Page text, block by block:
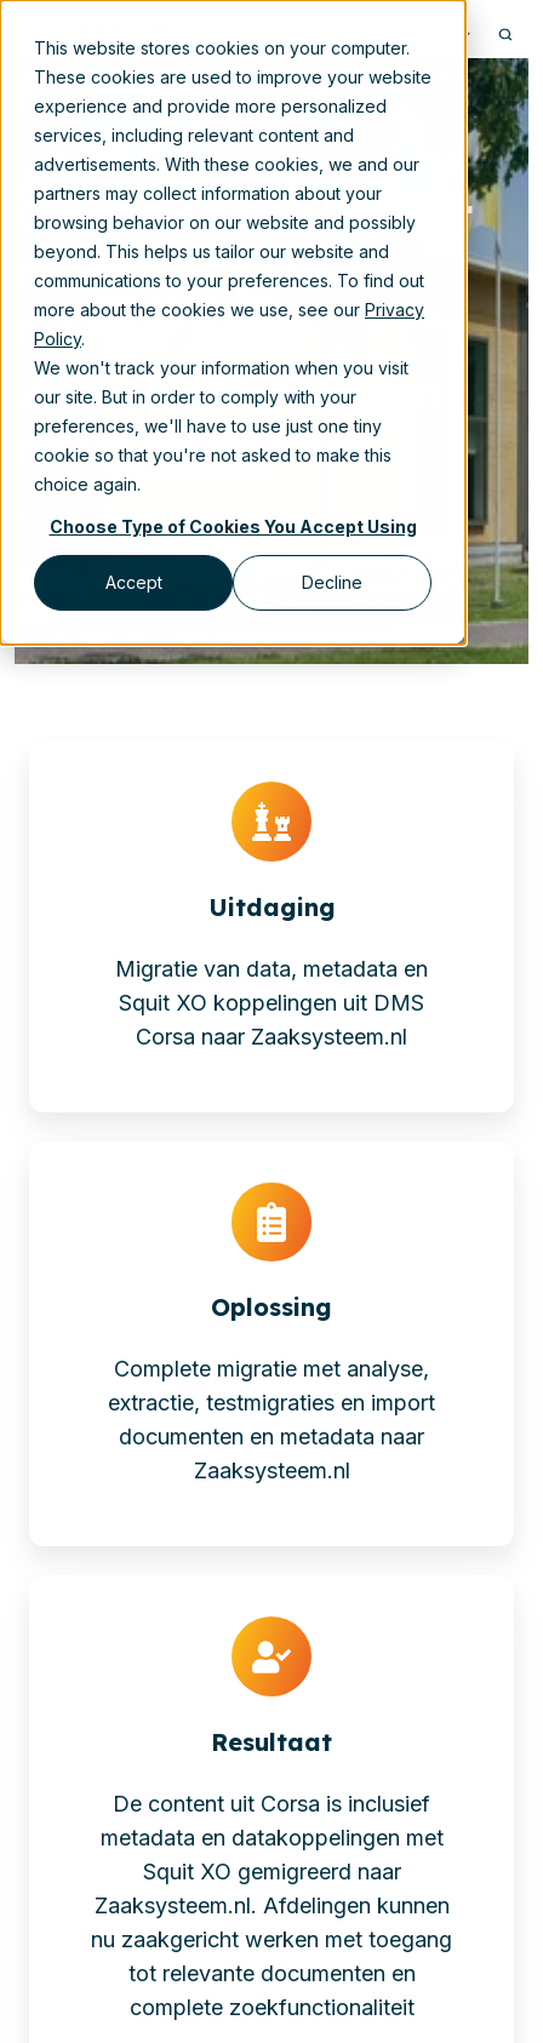
This website stores cookies on your computer.
These cookies are used to improve your website
experience and provide more personalized
services, including relevant content and
advertisements. With these cookies, we and our
partners may collect information about your
browsing behavior on our website and possibly
beyond. This helps us tailor our website and
communications to your preferences. To find out
more about the cookies we use, see our Privacy
Policy.
We won't track your information when you visit
our site. But in order to comply with your
preferences, we'll have to use just one tiny
cookie so that you're not asked to make this
choice again.
Choose Type of Cookies You Accept Using
Accept Decline
Gemeente Voorst
migreert van
Corsa naar
Zaakssysteem.nl
met Xillio
15-mei-2023 11:45:00
Uitdaging
Migratie van data, metadata en
Squit XO koppelingen uit DMS
Corsa naar Zaaksysteem.nl
Oplossing
Complete migratie met analyse,
extractie, testmigraties en import
documenten en metadata naar
Zaaksysteem.nl
Resultaat
De content uit Corsa is inclusief
metadata en datakoppelingen met
Squit XO gemigreerd naar
Zaaksysteem.nl. Afdelingen kunnen
nu zaakgericht werken met toegang
tot relevante documenten en
complete zoekfunctionaliteit